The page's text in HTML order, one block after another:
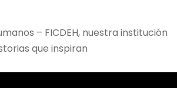
– FICDEH, nuestra institución
que inspiran